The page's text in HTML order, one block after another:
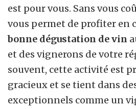
est pour vous. Sans vous
vous permet de profiter en
bonne dégustation de vin
et des vignerons de votre
souvent, cette activité est
gracieux et se tient dans
exceptionnels comme un